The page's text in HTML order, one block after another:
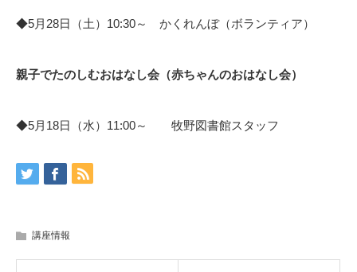
◆5月28日（土）10:30～ かくれんぼ（ボランティア）
親子でたのしむおはなし会（赤ちゃんのおはなし会）
◆5月18日（水）11:00～ 牧野図書館スタッフ
講座情報